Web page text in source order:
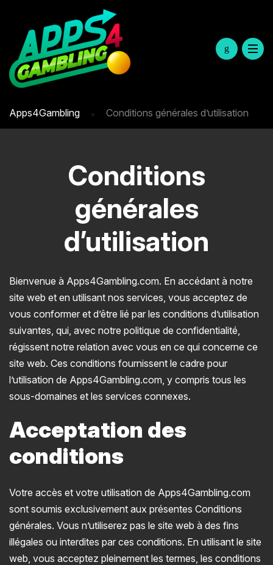
Apps4Gambling Conditions générales d’utilisation
Conditions
générales
d’utilisation
Bienvenue à Apps4Gambling.com. En accédant à notre
site web et en utilisant nos services, vous acceptez de
vous conformer et d’être lié par les conditions d’utilisation
suivantes, qui, avec notre politique de confidentialité,
régissent notre relation avec vous en ce qui concerne ce
site web. Ces conditions fournissent le cadre pour
l’utilisation de Apps4Gambling.com, y compris tous les
sous-domaines et les services connexes.
Acceptation des
conditions
Votre accès et votre utilisation de Apps4Gambling.com
sont soumis exclusivement aux présentes Conditions
générales. Vous n’utiliserez pas le site web à des fins
illégales ou interdites par ces conditions. En utilisant le site
web, vous acceptez pleinement les termes, les conditions